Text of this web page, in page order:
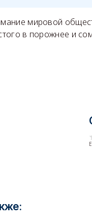
мировой
в порожнее и